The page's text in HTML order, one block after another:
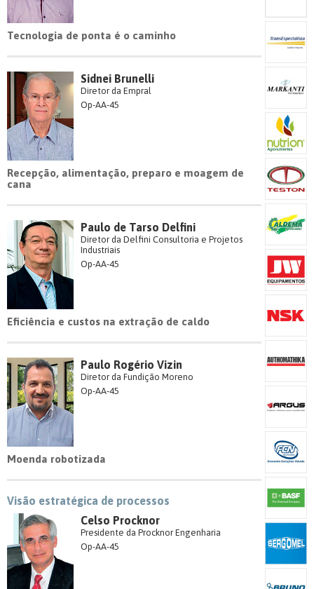
Tecnologia de ponta é o caminho
Sidnei Brunelli
Diretor da Empral
Op-AA-45
Recepção, alimentação, preparo e moagem de
cana
Paulo de Tarso Delfini
Diretor da Delfini Consultoria e Projetos
Industriais
Op-AA-45
Eficiência e custos na extração de caldo
Paulo Rogério Vizin
Diretor da Fundição Moreno
Op-AA-45
Moenda robotizada
Visão estratégica de processos
Celso Procknor
Presidente da Procknor Engenharia
Op-AA-45